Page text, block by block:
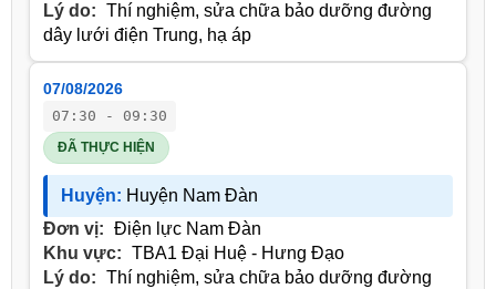
Lý do: Thí nghiệm, sửa chữa bảo dưỡng đường
dây lưới điện Trung, hạ áp
07/08/2026
07:30 - 09:30
ĐÃ THỰC HIỆN
Huyện: Huyện Nam Đàn
Đơn vị: Điện lực Nam Đàn
Khu vực: TBA1 Đại Huệ - Hưng Đạo
Lý do: Thí nghiệm, sửa chữa bảo dưỡng đường